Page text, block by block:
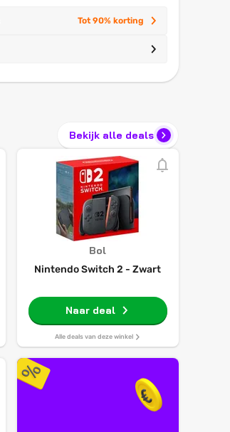
Tot 90% korting
Bekijk alle deals
Bol
Nintendo Switch 2 - Zwart
Naar deal
Alle deals van deze winkel